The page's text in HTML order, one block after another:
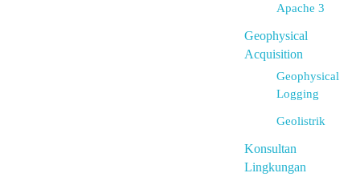
Apache 3
Geophysical
Acquisition
Geophysical
Logging
Geolistrik
Konsultan
Lingkungan